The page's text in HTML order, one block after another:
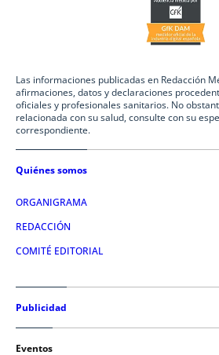
Las informaciones publicadas en Redacción
afirmaciones, datos y declaraciones
oficiales y profesionales sanitarios. No
relacionada con su salud, consulte con su
correspondiente.
Quiénes somos
ORGANIGRAMA
REDACCIÓN
COMITÉ EDITORIAL
Publicidad
Eventos